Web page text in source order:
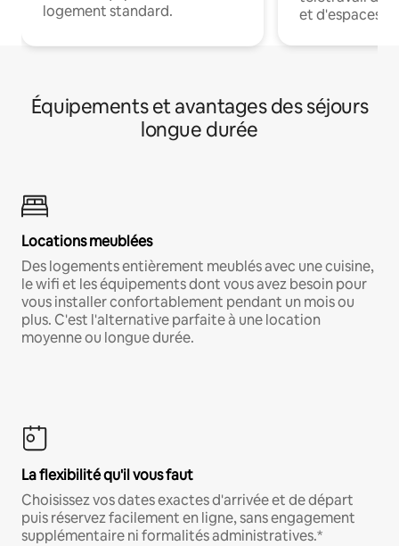
logement standard.
et d'espaces
Équipements et avantages des séjours
longue durée
Locations meublées
Des logements entièrement meublés avec une cuisine,
le wifi et les équipements dont vous avez besoin pour
vous installer confortablement pendant un mois ou
plus. C'est l'alternative parfaite à une location
moyenne ou longue durée.
La flexibilité qu'il vous faut
Choisissez vos dates exactes d'arrivée et de départ
puis réservez facilement en ligne, sans engagement
supplémentaire ni formalités administratives.*